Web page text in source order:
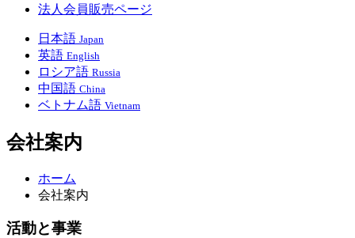
法人会員販売ページ
日本語 Japan
英語 English
ロシア語 Russia
中国語 China
ベトナム語 Vietnam
会社案内
ホーム
会社案内
活動と事業